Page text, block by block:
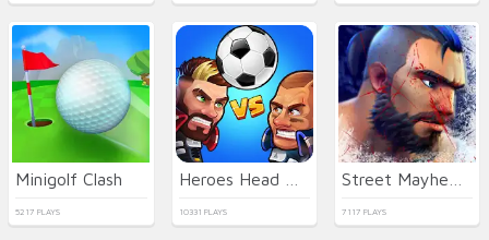
Minigolf Clash
5217 PLAYS 10331 PLAYS 7117 PLAYS